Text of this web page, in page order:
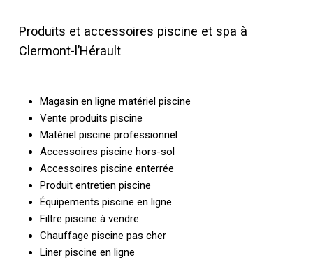
Produits et accessoires piscine et spa à
Clermont-l’Hérault
Magasin en ligne matériel piscine
Vente produits piscine
Matériel piscine professionnel
Accessoires piscine hors-sol
Accessoires piscine enterrée
Produit entretien piscine
Équipements piscine en ligne
Filtre piscine à vendre
Chauffage piscine pas cher
Liner piscine en ligne